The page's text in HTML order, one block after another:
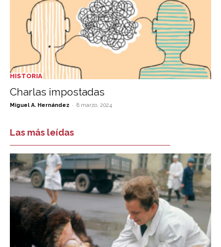
HISTORIA
Charlas impostadas
Miguel A. Hernández - 8 marzo, 2024
Las más leídas